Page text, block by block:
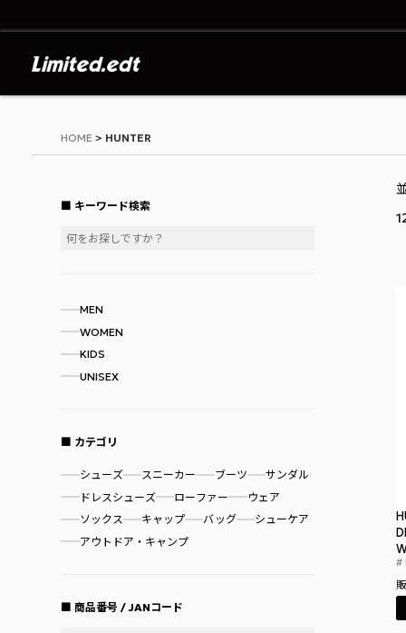
HOME HUNTER
キーワード検索
MEN
WOMEN
KIDS
UNISEX
カテゴリ
シューズ スニーカー ブーツ
サンダル
ドレスシューズ
ローファー
ウェア
ソックス
キャップ バッグ
シューケア
アウトドア・キャンプ
商品番号 / JANコード